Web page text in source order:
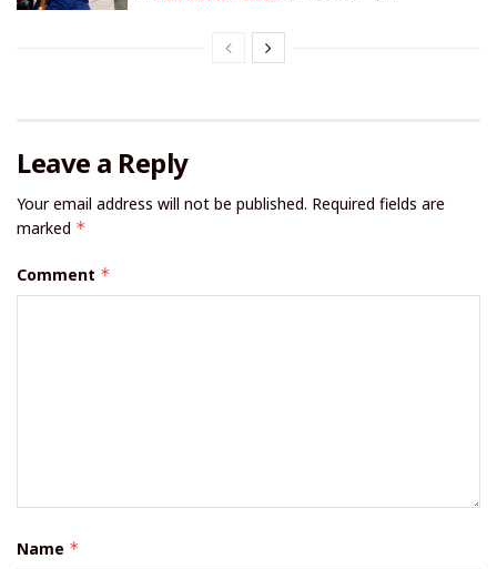
Leave a Reply
Your email address will not be published. Required fields are
marked *
Comment *
Name *